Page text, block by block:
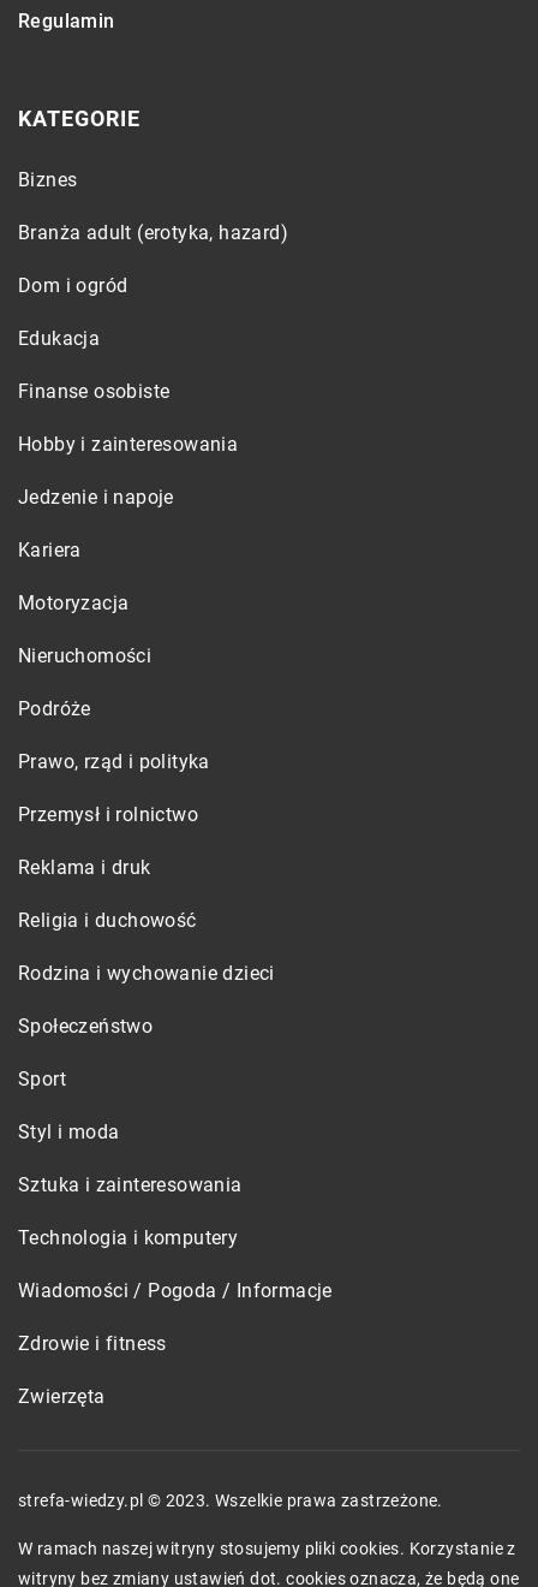
Regulamin
KATEGORIE
Biznes
Branża adult (erotyka, hazard)
Dom i ogród
Edukacja
Finanse osobiste
Hobby i zainteresowania
Jedzenie i napoje
Kariera
Motoryzacja
Nieruchomości
Podróże
Prawo, rząd i polityka
Przemysł i rolnictwo
Reklama i druk
Religia i duchowość
Rodzina i wychowanie dzieci
Społeczeństwo
Sport
Styl i moda
Sztuka i zainteresowania
Technologia i komputery
Wiadomości / Pogoda / Informacje
Zdrowie i fitness
Zwierzęta
strefa-wiedzy.pl © 2023. Wszelkie prawa zastrzeżone.
W ramach naszej witryny stosujemy pliki cookies. Korzystanie z
witryny bez zmiany ustawień dot. cookies oznacza, że będą one